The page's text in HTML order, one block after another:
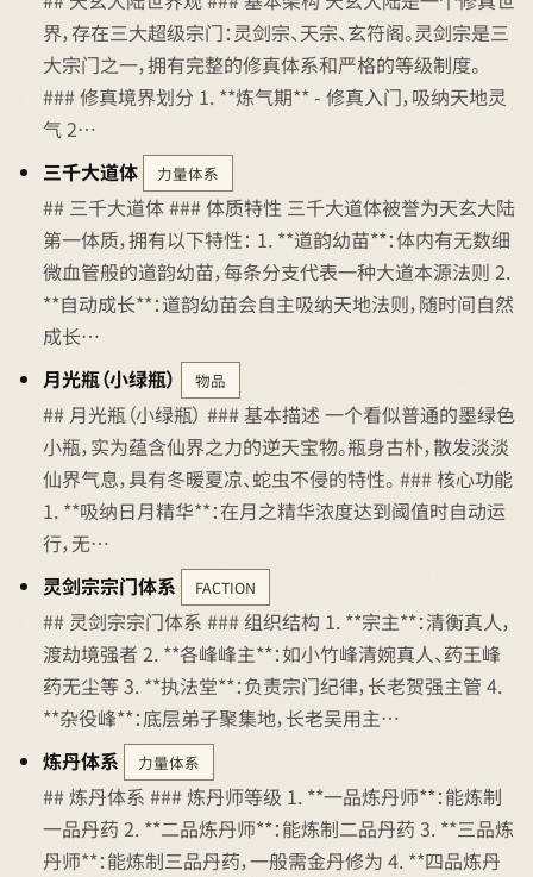
界，存在三大超级宗门：灵剑宗、天宗、玄符阁。灵剑宗是三
大宗门之一，拥有完整的修真体系和严格的等级制度。
### 修真境界划分 1. **炼气期** - 修真入门，吸纳天地灵
气 2…
三千大道体
力量体系
## 三千大道体 ### 体质特性 三千大道体被誉为天玄大陆
第一体质，拥有以下特性： 1. **道韵幼苗**：体内有无数细
微血管般的道韵幼苗，每条分支代表一种大道本源法则 2.
**自动成长**：道韵幼苗会自主吸纳天地法则，随时间自然
成长…
月光瓶（小绿瓶）
物品
## 月光瓶（小绿瓶） ### 基本描述 一个看似普通的墨绿色
小瓶，实为蕴含仙界之力的逆天宝物。瓶身古朴，散发淡淡
仙界气息，具有冬暖夏凉、蛇虫不侵的特性。 ### 核心功能
1. **吸纳日月精华**：在月之精华浓度达到阈值时自动运
行，无…
灵剑宗宗门体系
FACTION
## 灵剑宗宗门体系 ### 组织结构 1. **宗主**：清衡真人，
渡劫境强者 2. **各峰峰主**：如小竹峰清婉真人、药王峰
药无尘等 3. **执法堂**：负责宗门纪律，长老贺强主管 4.
**杂役峰**：底层弟子聚集地，长老吴用主…
炼丹体系
力量体系
## 炼丹体系 ### 炼丹师等级 1. **一品炼丹师**：能炼制
一品丹药 2. **二品炼丹师**：能炼制二品丹药 3. **三品炼
丹师**：能炼制三品丹药，一般需金丹修为 4. **四品炼丹